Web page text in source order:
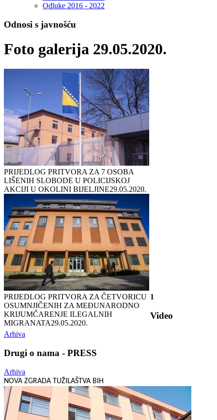
Odluke 2016 - 2022
Odnosi s javnošću
Foto galerija 29.05.2020.
PRIJEDLOG PRITVORA ZA 7 OSOBA
LIŠENIH SLOBODE U POLICIJSKOJ
AKCIJI U OKOLINI BIJELJINE29.05.2020.
PRIJEDLOG PRITVORA ZA ČETVORICU
OSUMNJIČENIH ZA MEĐUNARODNO
KRIJUMČARENJE ILEGALNIH
MIGRANATA29.05.2020.
1
Video
Arhiva
Drugi o nama - PRESS
Arhiva
NOVA ZGRADA TUŽILAŠTVA BIH